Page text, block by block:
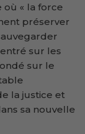
« la force
préserver
sur les
sur le
la justice et
sa nouvelle